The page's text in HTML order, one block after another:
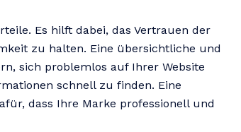
Es hilft dabei, das Vertrauen der
zu halten. Eine übersichtliche und
sich problemlos auf Ihrer Website
schnell zu finden. Eine
dass Ihre Marke professionell und